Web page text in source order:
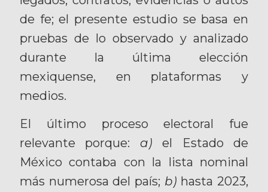
de fe; el presente estudio se basa en
pruebas de lo observado y analizado
durante la última elección
mexiquense, en plataformas y
medios.
El último proceso electoral fue
relevante porque: a)el Estado de
México contaba con la lista nominal
más numerosa del país; b) hasta 2023,